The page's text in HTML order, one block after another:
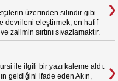
üzerinden silindir gibi
devrileni eleştirmek, en hafif
zalimin sırtını sıvazlamaktır.
ile ilgili bir yazı kaleme aldı.
geldiğini ifade eden Akın,